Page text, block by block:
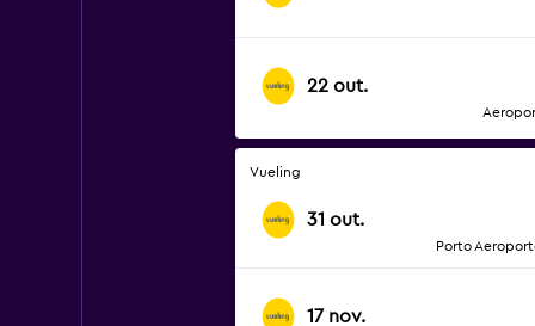
22 out.
Vueling
31 out.
Porto
17 nov.